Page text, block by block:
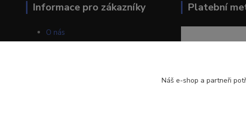
Informace pro zákazníky
O nás
Jak nakupovat
Platební
Náš e-shop a partneři